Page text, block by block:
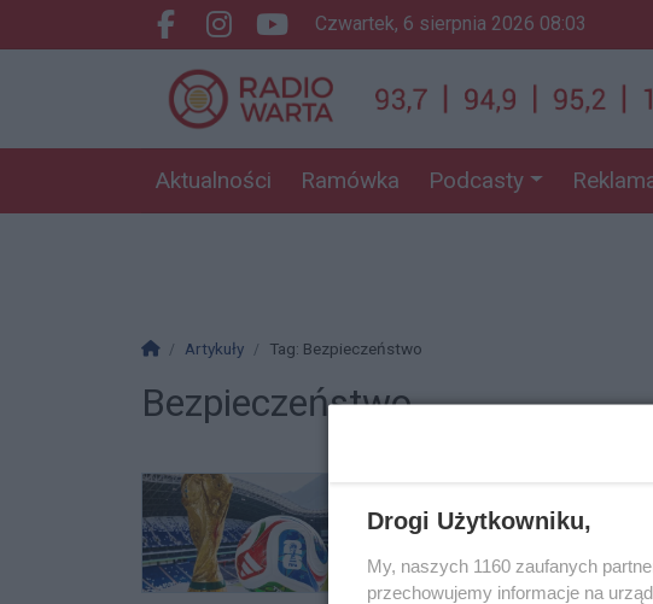
Facebook.com
Instagram.com
Youtube.com
czwartek, 6 sierpnia 2026 08:03
Aktualności Ramówka Podcasty
Strona główna
Artykuły Tag: Bezpieczeństwo
Bezpieczeństwo
Drogi Użytkowniku,
My, naszych 1160 zaufanych
przechowujemy informacje na